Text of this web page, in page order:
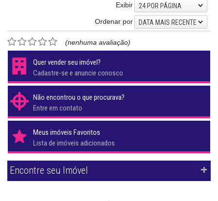
Exibir
24 POR PÁGINA
Ordenar por
DATA MAIS RECENTE
(nenhuma avaliação)
Quer vender seu imóvel?
Cadastre-se e anuncie conosco
Não encontrou o que procurava?
Entre em contato
Meus imóveis Favoritos
Lista de imóveis adicionados
Encontre seu Imóvel